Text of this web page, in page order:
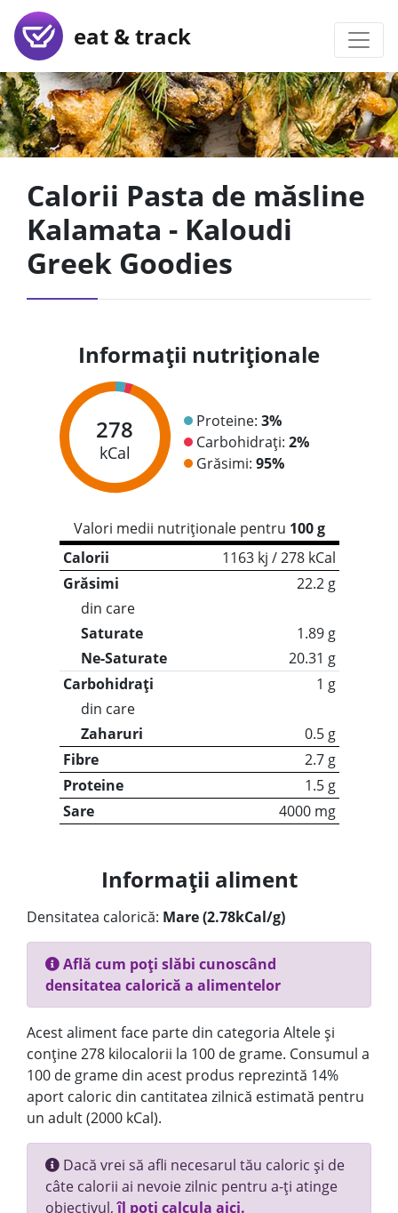
eat & track
Calorii Pasta de măsline
Kalamata - Kaloudi
Greek Goodies
Informații nutriționale
278
kCal
Proteine: 3%
Carbohidrați: 2%
Grăsimi: 95%
Valori medii nutriționale pentru 100 g
Calorii
1163 kj / 278 kCal
Grăsimi
22.2 g
din care
Saturate
1.89 g
Ne-Saturate
20.31 g
Carbohidrați
1 g
din care
Zaharuri
0.5 g
Fibre
2.7 g
Proteine
1.5 g
Sare
4000 mg
Informații aliment
Densitatea calorică: Mare (2.78kCal/g)
Află cum poți slăbi cunoscând
densitatea calorică a alimentelor
Acest aliment face parte din categoria Altele și
conține 278 kilocalorii la 100 de grame. Consumul a
100 de grame din acest produs reprezintă 14%
aport caloric din cantitatea zilnică estimată pentru
un adult (2000 kCal).
Dacă vrei să afli necesarul tău caloric și de
câte calorii ai nevoie zilnic pentru a-ți atinge
obiectivul,îl poți calcula aici.